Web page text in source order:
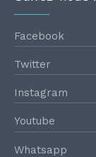
Facebook
Twitter
Instagram
Youtube
Whatsapp